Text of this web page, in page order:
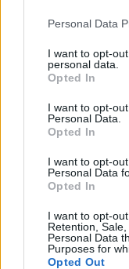
Please note that
not limited to your
grant or deny
use your data for
consent section.
Personal Data
I want to opt-
personal data.
Opted In
I want to opt-
Personal Data.
Opted In
I want to opt-
Personal Data
Opted In
I want to opt-
Retention,
Personal Data
Purposes for
Opted Out
Continua a